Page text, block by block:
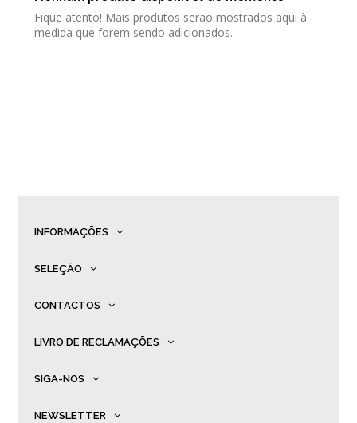
Fique atento! Mais produtos serão mostrados aqui à
medida que forem sendo adicionados.
INFORMAÇÕES
SELEÇÃO
CONTACTOS
LIVRO DE RECLAMAÇÕES
SIGA-NOS
NEWSLETTER